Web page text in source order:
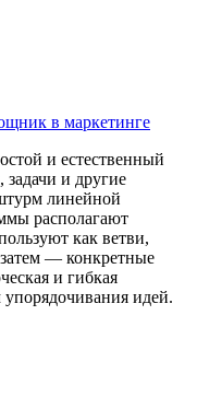
в маркетинге
и естественный
и другие
линейной
располагают
как ветви,
— конкретные
и гибкая
упорядочивания идей.